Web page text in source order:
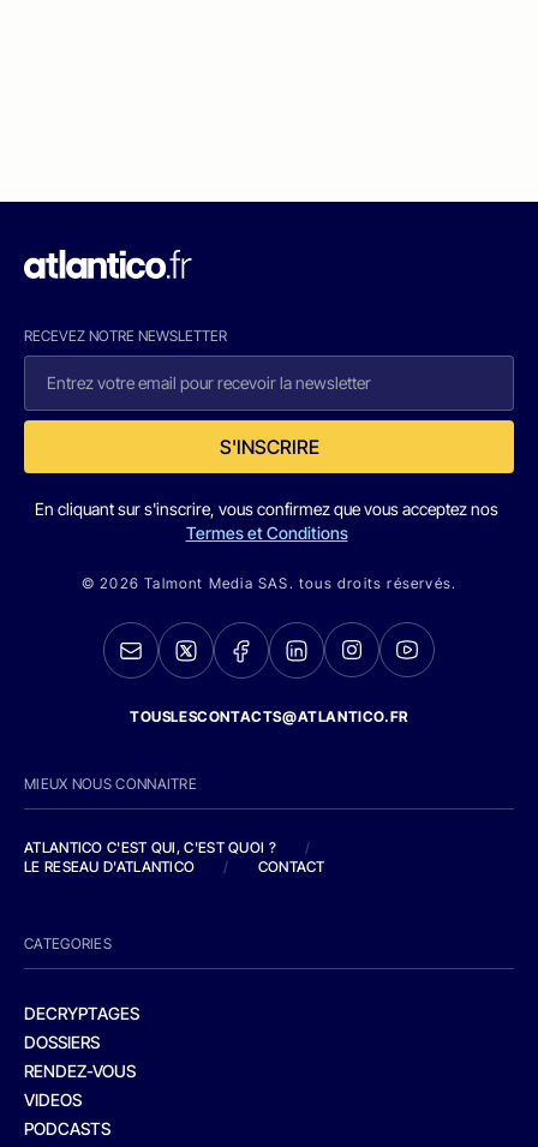
RECEVEZ NOTRE NEWSLETTER
S'INSCRIRE
En cliquant sur s'inscrire, vous confirmez que vous acceptez nos
Termes et Conditions
© 2026 Talmont Media SAS. tous droits réservés.
TOUSLESCONTACTS@ATLANTICO.FR
MIEUX NOUS CONNAITRE
ATLANTICO C'EST QUI, C'EST QUOI ?
/
LE RESEAU D'ATLANTICO
/ CONTACT
CATEGORIES
DECRYPTAGES
DOSSIERS
RENDEZ-VOUS
VIDEOS
PODCASTS